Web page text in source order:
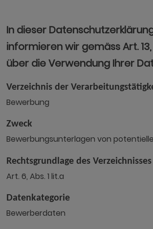
In dieser
informieren wir gemäss Art. 13,
über die Verwendung Ihrer
Verzeichnis der
Bewerbung
Zweck
Bewerbungsunterlagen von
Rechtsgrundlage des Verzeichnisses
Art. 6, Abs. 1 lit.a
Datenkategorie
Bewerberdaten